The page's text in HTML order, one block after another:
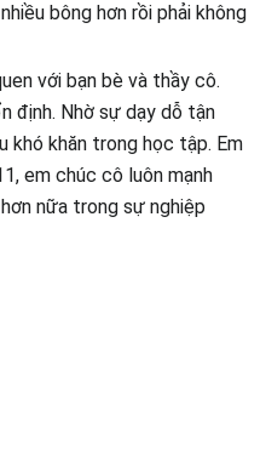
bông hơn rồi phải không
với bạn bè và thầy cô.
định. Nhờ sự dạy dỗ tận
khó khăn trong học tập. Em
em chúc cô luôn mạnh
nữa trong sự nghiệp